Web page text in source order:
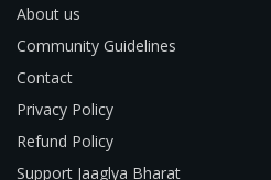
About us
Community Guidelines
Contact
Privacy Policy
Refund Policy
Support Jaaglya Bharat